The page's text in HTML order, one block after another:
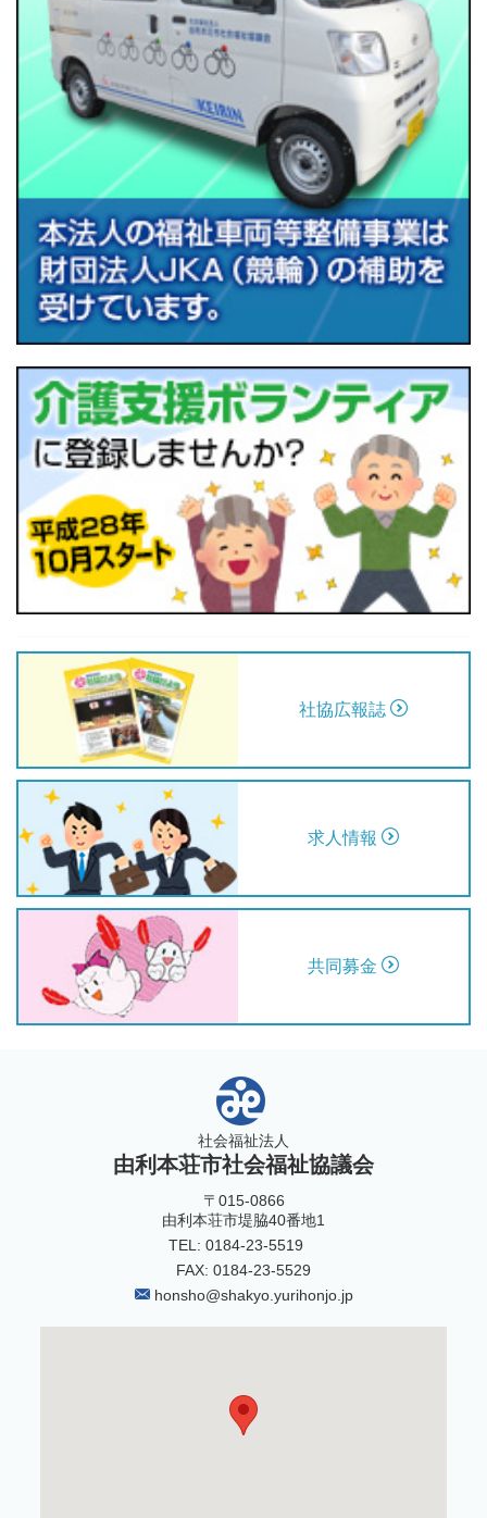
鳥海支所だより№１５１（６月１日号）
2023.06.01
画像をクリックすると「鳥海支所だより№１
５１」がご覧いただけます。
1 2 3 4 5 6 7 8 9 10
11 12 14 15 16 17 18 19
20 21 22 23 25 26 27 28
29 32 33 34 35 36 37
38 39
社協広報誌
求人情報
共同募金
社会福祉法人
由利本荘市社会福祉協議会
〒015-0866
由利本荘市堤脇40番地1
TEL: 0184-23-5519
FAX: 0184-23-5529
honsho@shakyo.yurihonjo.jp